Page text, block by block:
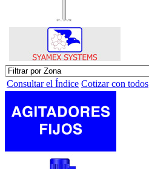
Consultar el Índice Cotizar con todos